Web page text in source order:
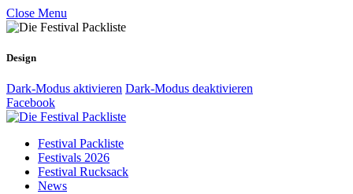
Close Menu
Design
Dark-Modus aktivieren Dark-Modus deaktivieren
Facebook
Festival Packliste
Festivals 2026
Festival Rucksack
News